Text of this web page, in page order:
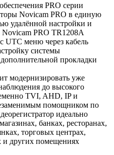
PRO серии
Novicam PRO в единую
удалённой настройки и
Novicam PRO TR1208A
UTC меню через кабель
системы
прокладки
модернизировать уже
до высокого
TVI, AHD, IP и
помощником по
идеально
банках, ресторанах,
торговых центрах,
и других помещениях